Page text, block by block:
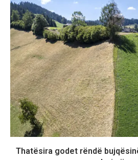
Thatësira godet rëndë